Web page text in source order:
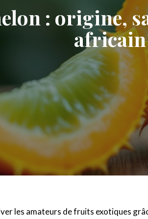
: origine,
africain
les amateurs de fruits exotiques